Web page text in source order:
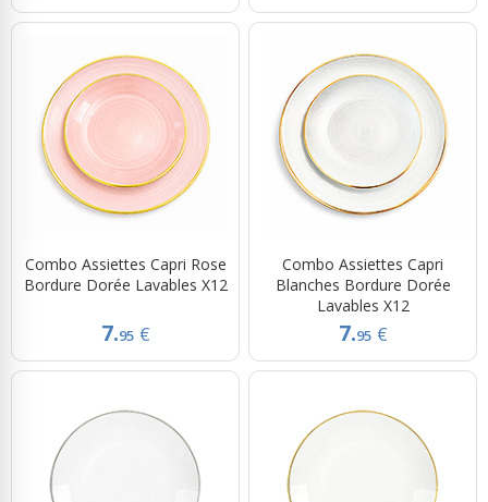
Combo Assiettes Capri Rose
Bordure Dorée Lavables X12
7.95 €
Combo Assiettes Capri
Blanches Bordure Dorée
Lavables X12
7.95 €